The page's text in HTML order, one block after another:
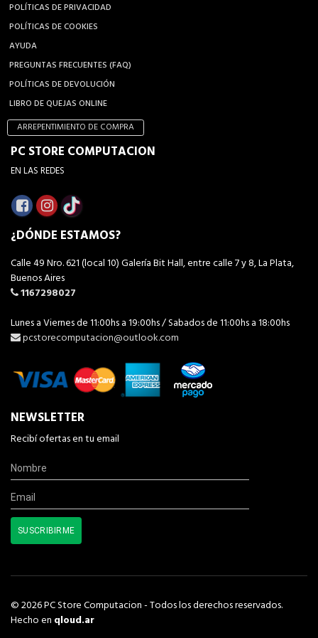
POLÍTICAS DE PRIVACIDAD
POLÍTICAS DE COOKIES
AYUDA
PREGUNTAS FRECUENTES (FAQ)
POLÍTICAS DE DEVOLUCIÓN
LIBRO DE QUEJAS ONLINE
ARREPENTIMIENTO DE COMPRA
PC STORE COMPUTACION
EN LAS REDES
¿DÓNDE ESTAMOS?
Calle 49 Nro. 621 (local 10) Galería Bit Hall, entre calle 7 y 8, La Plata,
Buenos Aires
1167298027
Lunes a Viernes de 11:00hs a 19:00hs / Sabados de 11:00hs a 18:00hs
pcstorecomputacion@outlook.com
NEWSLETTER
Recibí ofertas en tu email
© 2026 PC Store Computacion - Todos los derechos reservados.
Hecho en qloud.ar